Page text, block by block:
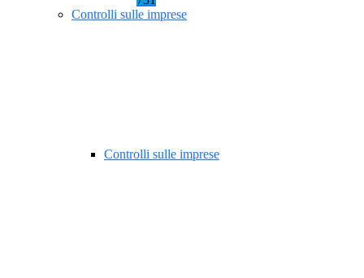
Controlli sulle imprese
Controlli sulle imprese